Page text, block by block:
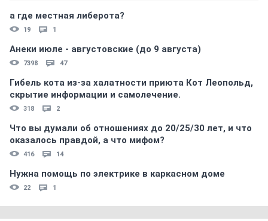
а где местная либерота?
19 1
Анеки июле - августовские (до 9 августа)
7398 47
Гибель кота из-за халатности приюта Кот Леопольд,
скрытиe информации и самолечение.
318 2
Что вы думали об отношениях до 20/25/30 лет, и что
оказалось правдой, а что мифом?
416 14
Нужна помощь по электрике в каркасном доме
22 1